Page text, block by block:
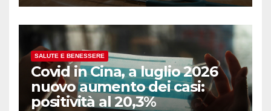
SALUTE E BENESSERE
Covid in Cina, a luglio 2026
nuovo aumento dei casi:
positività al 20,3%